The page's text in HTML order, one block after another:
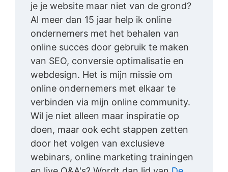
je je website maar niet van de grond?
Al meer dan 15 jaar help ik online
ondernemers met het behalen van
online succes door gebruik te maken
van SEO, conversie optimalisatie en
webdesign. Het is mijn missie om
online ondernemers met elkaar te
verbinden via mijn online community.
Wil je niet alleen maar inspiratie op
doen, maar ook echt stappen zetten
door het volgen van exclusieve
webinars, online marketing trainingen